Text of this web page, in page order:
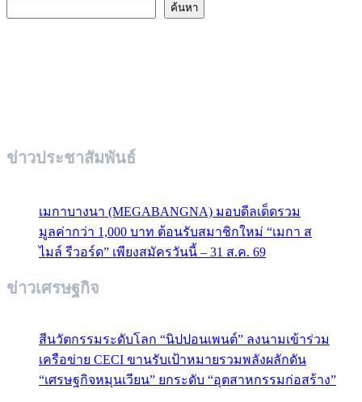
ค้นหา
ข่าวประชาสัมพันธ์
เมกาบางนา (MEGABANGNA) มอบดีลเด็ดรวม
มูลค่ากว่า 1,000 บาท ต้อนรับสมาชิกใหม่ “เมกา ส
ไมล์ รีวอร์ด” เพียงสมัครวันนี้ – 31 ส.ค. 69
ข่าวเศรษฐกิจ
สีนวัตกรรมระดับโลก “นิปปอนเพนต์” ลงนามเข้าร่วม
เครือข่าย CECI ขานรับเป้าหมายรวมพลังผลักดัน
“เศรษฐกิจหมุนเวียน” ยกระดับ “อุตสาหกรรมก่อสร้าง”